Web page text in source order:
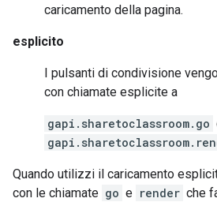
caricamento della pagina.
esplicito
I pulsanti di condivisione
con chiamate esplicite a
gapi.sharetoclassroom.go
Quando utilizzi il caricamento
con le chiamate go e render che